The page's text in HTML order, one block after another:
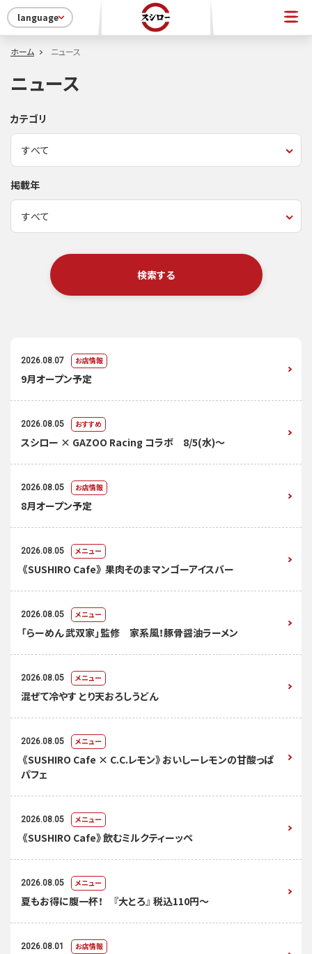
language
ホーム ニュース
ニュース
カテゴリ
掲載年
検索する
2026.08.07 お店情報
9月オープン予定
2026.08.05 おすすめ
スシロー × GAZOO Racing コラボ 8/5(水)～
2026.08.05 お店情報
8月オープン予定
2026.08.05 メニュー
《SUSHIRO Cafe》 果肉そのまマンゴーアイスバー
2026.08.05 メニュー
「らーめん 武双家」監修 家系風！豚骨醤油ラーメン
2026.08.05 メニュー
混ぜて冷やす とり天おろしうどん
2026.08.05 メニュー
《SUSHIRO Cafe × C.C.レモン》おいしーレモンの甘酸っぱ
パフェ
2026.08.05 メニュー
《SUSHIRO Cafe》飲むミルクティーッペ
2026.08.05 メニュー
夏もお得に腹一杯！ 『大とろ』 税込110円～
2026.08.01 お店情報